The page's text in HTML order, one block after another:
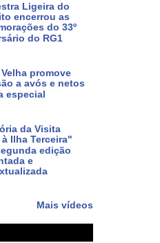
Ligeira do
encerrou as
do 33º
do RG1
Velha promove
a avós e netos
especial
da Visita
à Ilha Terceira"
edição
e
Mais vídeos